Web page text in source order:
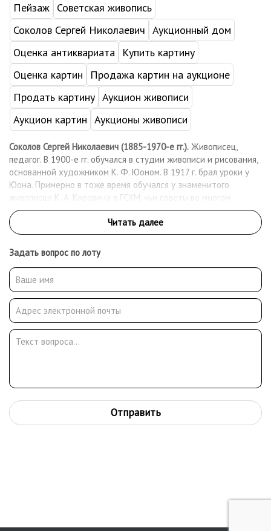
Пейзаж Советская живопись
Соколов Сергей Николаевич Аукционный дом
Оценка антиквариата
Купить картину
Оценка картин
Продажа картин на аукционе
Продать картину Аукцион живописи
Аукцион картин Аукционы живописи
Соколов Сергей Николаевич (1885-1970-е гг.). Живописец,
педагог. В 1900-е гг. обучался в студии живописи и рисования,
основанной художником К. Ф. Юоном. В 1917 г. брал уроки у
Юона. Примерно в тоже время обучался у знаменитого
живописца К. А. Коровина в ГСХМ, чьи советы во многом
предопределили будущее Соколова как художника. После
стал художником- декоратором в Политотделе V армии. В
1932 г. поступил в Московский городской педагогический
институт изобразительных искусств, который окончил в 1936
г. Занимался преподавательской деятельностью. Среди его
учеников такие мастера, как А. Зверев, Ю. Жигалов, А.
Латовкин, Б. Невзоров, В. Казарин, К. Тимаков.
Задать вопрос по лоту
Отправить